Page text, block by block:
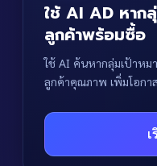
ใช้ AI AD หาก
ลูกค้าพร้อมซื้อ
ใช้ AI ค้นหากลุ่มเป้าหม
ลูกค้าคุณภาพ เพิ่มโอกา